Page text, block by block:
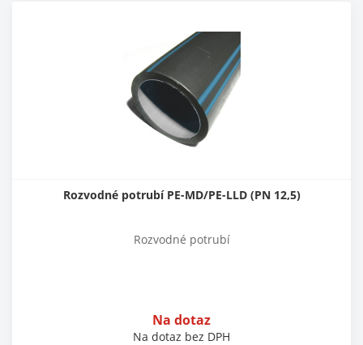
Rozvodné potrubí PE-MD/PE-LLD (PN 12,5)
Rozvodné potrubí
Na dotaz
Na dotaz bez DPH